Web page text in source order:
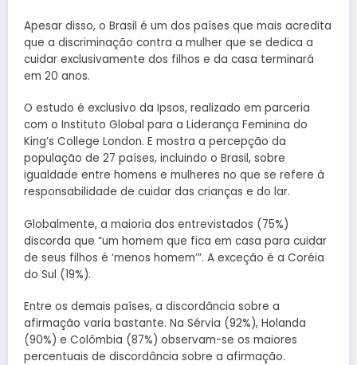
Apesar disso, o Brasil é um dos países que mais acredita
que a discriminação contra a mulher que se dedica a
cuidar exclusivamente dos filhos e da casa terminará
em 20 anos.
O estudo é exclusivo da Ipsos, realizado em parceria
com o Instituto Global para a Liderança Feminina do
King’s College London. E mostra a percepção da
população de 27 países, incluindo o Brasil, sobre
igualdade entre homens e mulheres no que se refere à
responsabilidade de cuidar das crianças e do lar.
Globalmente, a maioria dos entrevistados (75%)
discorda que “um homem que fica em casa para cuidar
de seus filhos é ‘menos homem’”. A exceção é a Coréia
do Sul (19%).
Entre os demais países, a discordância sobre a
afirmação varia bastante. Na Sérvia (92%), Holanda
(90%) e Colômbia (87%) observam-se os maiores
percentuais de discordância sobre a afirmação.